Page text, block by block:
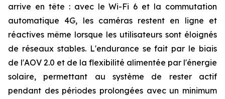
arrive en tête : avec le Wi-Fi 6 et la commutation
automatique 4G, les caméras restent en ligne et
réactives même lorsque les utilisateurs sont éloignés
de réseaux stables. L'endurance se fait par le biais
de l'AOV 2.0 et de la flexibilité alimentée par l'énergie
solaire, permettant au système de rester actif
pendant des périodes prolongées avec un minimum